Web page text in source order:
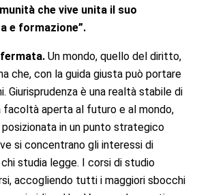
che vive unita il suo
e formazione”.
Un mondo, quello del diritto,
che, con la guida giusta può portare
Giurisprudenza è una realtà stabile di
aperta al futuro e al mondo,
in un punto strategico
si concentrano gli interessi di
studia legge. I corsi di studio
accogliendo tutti i maggiori sbocchi